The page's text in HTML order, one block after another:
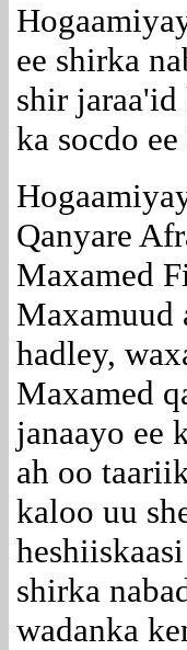
H
ee shirka
shir
ka socdo
Qanyare
Maxamed
Maxamuud
hadley,
Maxamed
janaayo ee
ah oo
kaloo uu
shirka
wadanka